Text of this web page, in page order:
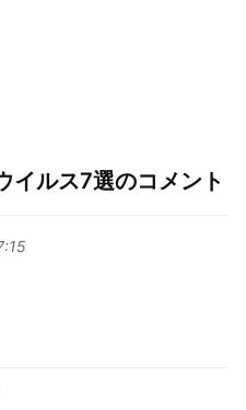
イルス7選のコメント